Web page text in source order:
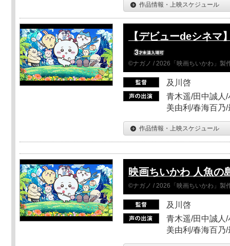
作品情報・上映スケジュール
【デビューdeシネマ
©ナガノ / 2026「映画ちいかわ」製
及川啓
青木遥/田中誠人
美由利/春海百乃
作品情報・上映スケジュール
映画ちいかわ 人魚の
©ナガノ / 2026「映画ちいかわ」製
及川啓
青木遥/田中誠人
美由利/春海百乃